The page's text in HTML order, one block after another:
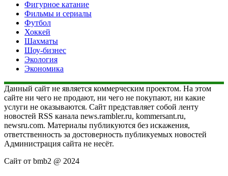
Фигурное катание
Фильмы и сериалы
Футбол
Хоккей
Шахматы
Шоу-бизнес
Экология
Экономика
Данный сайт не является коммерческим проектом. На этом
сайте ни чего не продают, ни чего не покупают, ни какие
услуги не оказываются. Сайт представляет собой ленту
новостей RSS канала news.rambler.ru, kommersant.ru,
newsru.com. Материалы публикуются без искажения,
ответственность за достоверность публикуемых новостей
Администрация сайта не несёт.
Сайт от bmb2 @ 2024